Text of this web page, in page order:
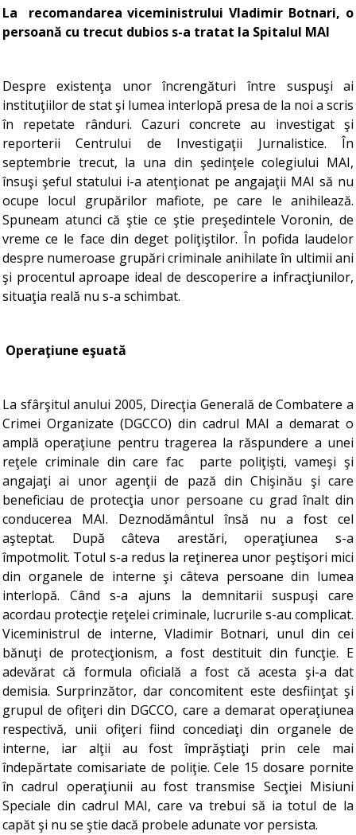
La recomandarea viceministrului Vladimir Botnari, o
persoană cu trecut dubios s-a tratat la Spitalul MAI
Despre existenţa unor încrengături între suspuşi ai
instituţiilor de stat şi lumea interlopă presa de la noi a scris
în repetate rânduri. Cazuri concrete au investigat şi
reporterii Centrului de Investigaţii Jurnalistice. În
septembrie trecut, la una din şedinţele colegiului MAI,
însuşi şeful statului i-a atenţionat pe angajaţii MAI să nu
ocupe locul grupărilor mafiote, pe care le anihilează.
Spuneam atunci că ştie ce ştie preşedintele Voronin, de
vreme ce le face din deget poliţiştilor. În pofida laudelor
despre numeroase grupări criminale anihilate în ultimii ani
şi procentul aproape ideal de descoperire a infracţiunilor,
situaţia reală nu s-a schimbat.
Operaţiune eşuată
La sfârşitul anului 2005, Direcţia Generală de Combatere a
Crimei Organizate (DGCCO) din cadrul MAI a demarat o
amplă operaţiune pentru tragerea la răspundere a unei
reţele criminale din care fac parte poliţişti, vameşi şi
angajaţi ai unor agenţii de pază din Chişinău şi care
beneficiau de protecţia unor persoane cu grad înalt din
conducerea MAI. Deznodământul însă nu a fost cel
aşteptat. După câteva arestări, operaţiunea s-a
împotmolit. Totul s-a redus la reţinerea unor peştişori mici
din organele de interne şi câteva persoane din lumea
interlopă. Când s-a ajuns la demnitarii suspuşi care
acordau protecţie reţelei criminale, lucrurile s-au complicat.
Viceministrul de interne, Vladimir Botnari, unul din cei
bănuţi de protecţionism, a fost destituit din funcţie. E
adevărat că formula oficială a fost că acesta şi-a dat
demisia. Surprinzător, dar concomitent este desfiinţat şi
grupul de ofiţeri din DGCCO, care a demarat operaţiunea
respectivă, unii ofiţeri fiind concediaţi din organele de
interne, iar alţii au fost împrăştiaţi prin cele mai
îndepărtate comisariate de poliţie. Cele 15 dosare pornite
în cadrul operaţiunii au fost transmise Secţiei Misiuni
Speciale din cadrul MAI, care va trebui să ia totul de la
capăt şi nu se ştie dacă probele adunate vor persista.